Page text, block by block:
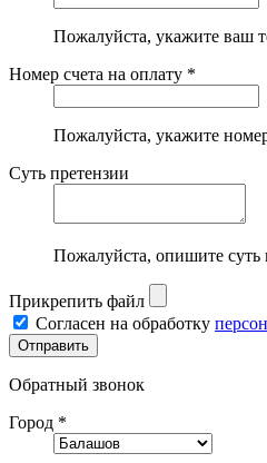
Пожалуйста, укажите ваш
Номер счета на оплату *
Пожалуйста, укажите
Суть претензии
Пожалуйста, опишите суть
Прикрепить файл
Согласен на обработку
Обратный звонок
Город *